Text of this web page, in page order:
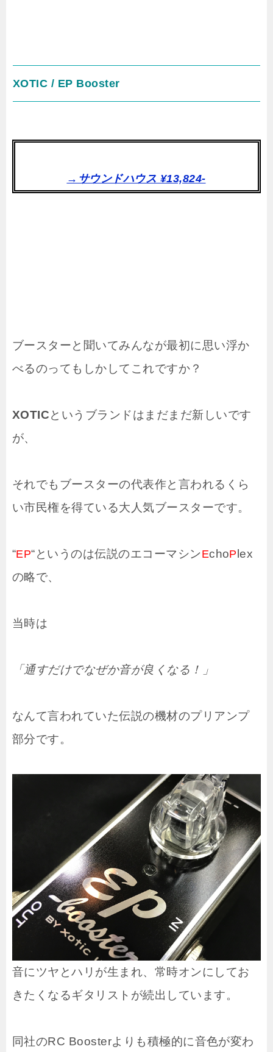
XOTIC / EP Booster
→サウンドハウス ¥13,824-
ブースターと聞いてみんなが最初に思い浮か
べるのってもしかしてこれですか？
XOTICというブランドはまだまだ新しいです
が、
それでもブースターの代表作と言われるくら
い市民権を得ている大人気ブースターです。
“EP“というのは伝説のエコーマシンEchoP lex
の略で、
当時は
「通すだけでなぜか音が良くなる！」
なんて言われていた伝説の機材のプリアンプ
部分です。
音にツヤとハリが生まれ、常時オンにしてお
きたくなるギタリストが続出しています。
同社のRC Boosterよりも積極的に音色が変わ